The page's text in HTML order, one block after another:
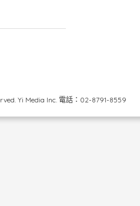
Yi Media Inc. 電話：02-8791-8559